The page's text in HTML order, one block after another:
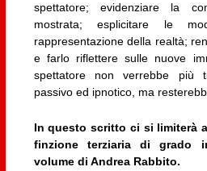
spettatore; evidenziare la
mostrata; esplicitare le
rappresentazione della realtà;
e farlo riflettere sulle nuove
spettatore non verrebbe più
passivo ed ipnotico, ma
In questo scritto ci si limiterà
finzione terziaria di grado
volume di Andrea Rabbito.